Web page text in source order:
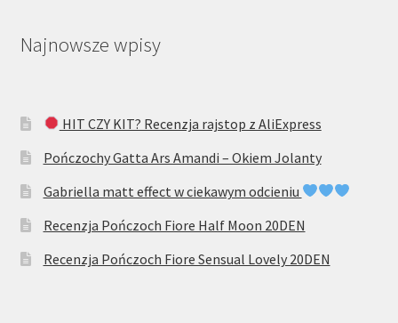
Najnowsze wpisy
HIT CZY KIT? Recenzja rajstop z AliExpress
Pończochy Gatta Ars Amandi – Okiem Jolanty
Gabriella matt effect w ciekawym odcieniu
Recenzja Pończoch Fiore Half Moon 20DEN
Recenzja Pończoch Fiore Sensual Lovely 20DEN